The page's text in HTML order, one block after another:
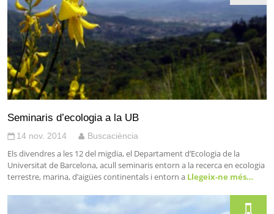
Seminaris d’ecologia a la UB
14 nov. 2014 Buscaciència
Els divendres a les 12 del migdia, el Departament d’Ecologia de la
Universitat de Barcelona, acull seminaris entorn a la recerca en ecologia
terrestre, marina, d’aigües continentals i entorn a Llegeix-ne més…